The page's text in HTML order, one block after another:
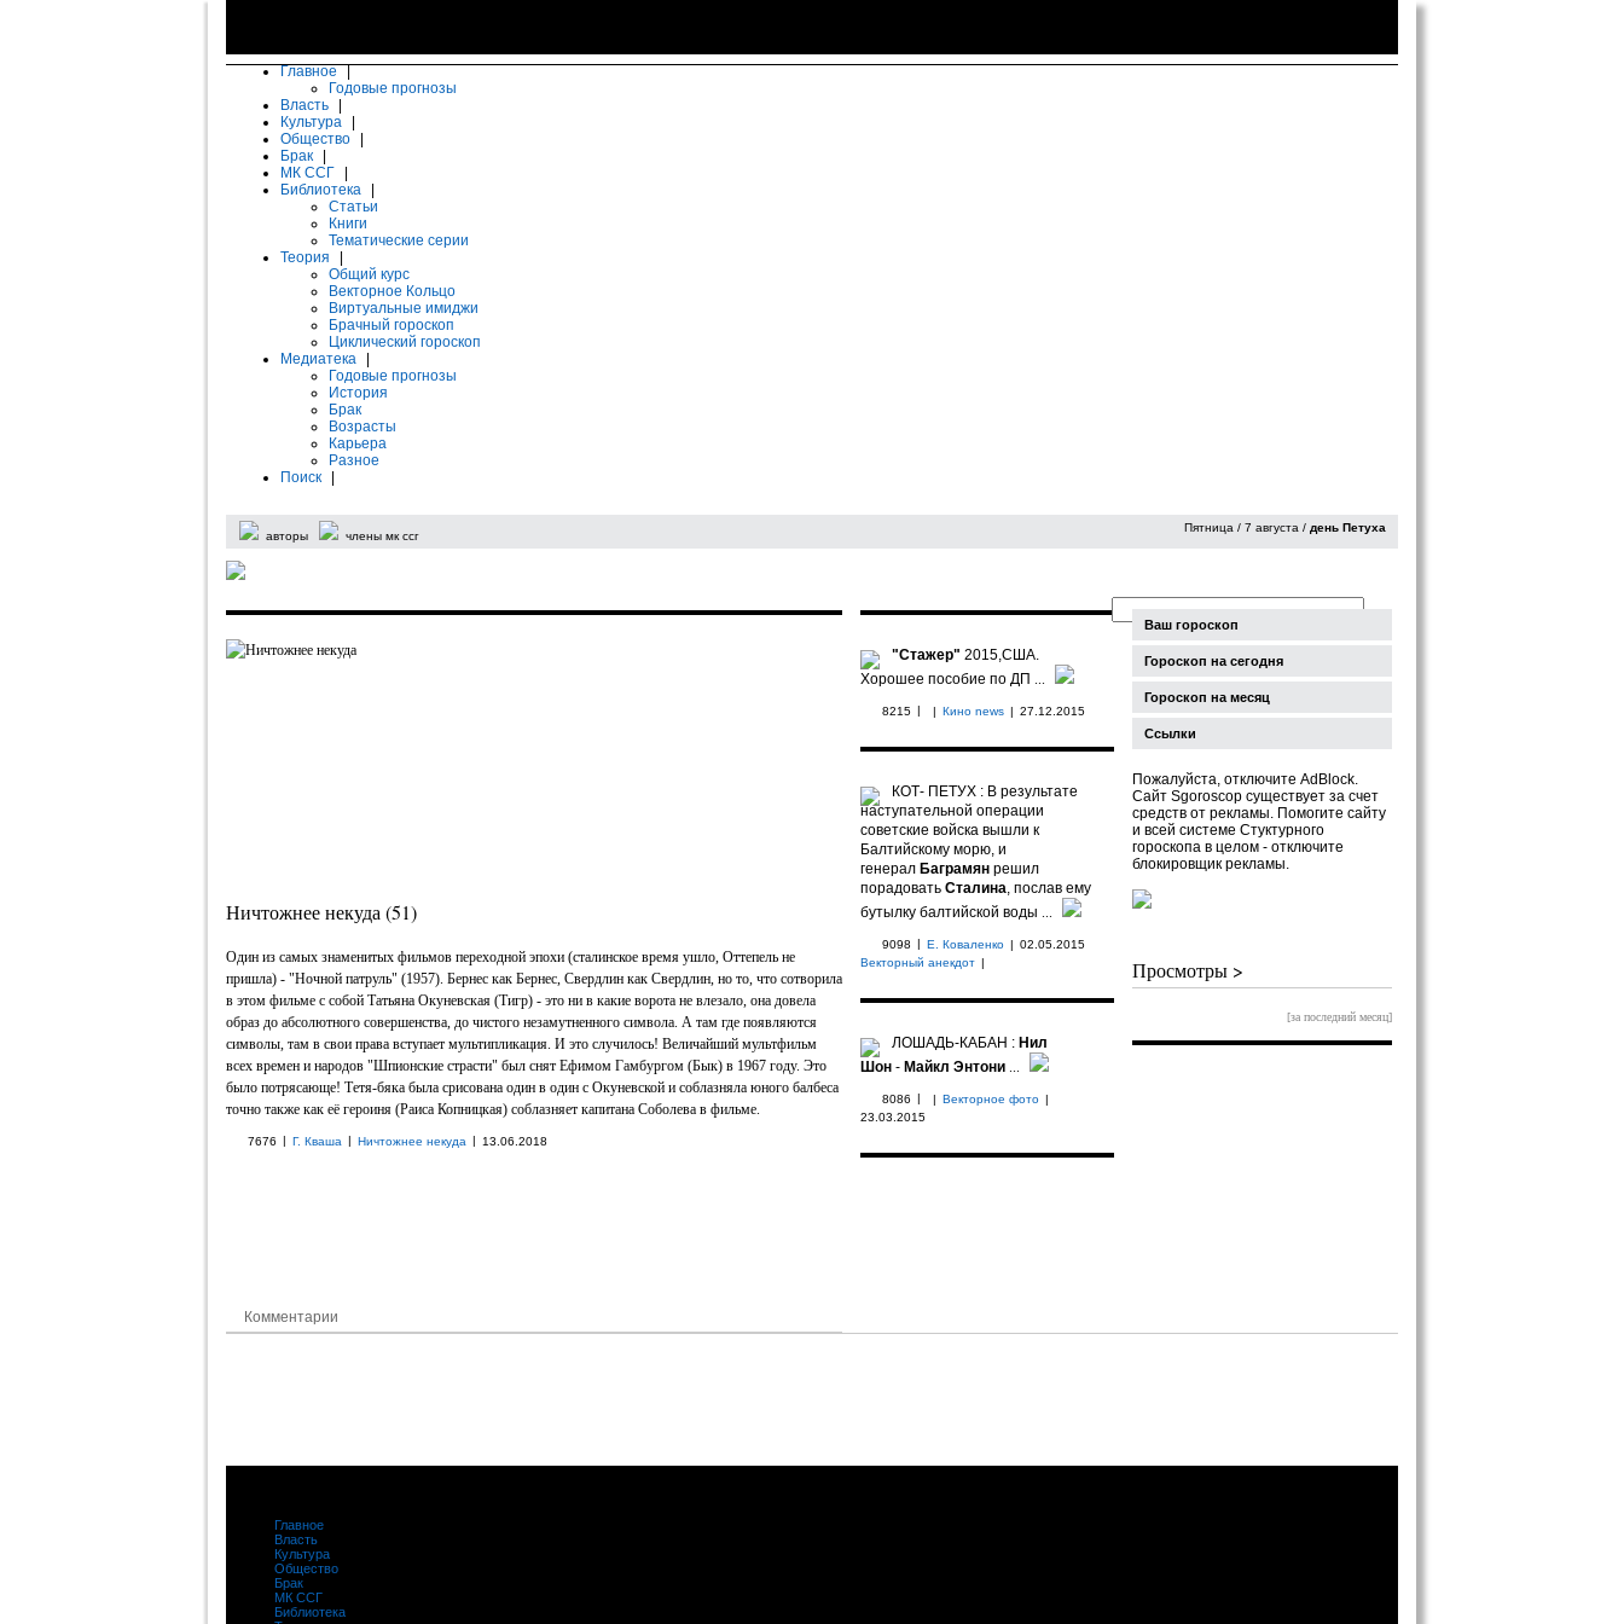
Главное
Годовые прогнозы
Власть
Культура
Общество
Брак
МК ССГ
Библиотека
Статьи
Книги
Тематические серии
Теория
Общий курс
Векторное Кольцо
Виртуальные имиджи
Брачный гороскоп
Циклический гороскоп
Медиатека
Годовые прогнозы
История
Брак
Возрасты
Карьера
Разное
Поиск
авторы члены мк ссг
Пятница / 7 августа / день Петуха
Ничтожнее некуда (51)
Один из самых знаменитых фильмов переходной эпохи (сталинское время ушло, Оттепель не
пришла) - "Ночной патруль" (1957). Бернес как Бернес, Свердлин как Свердлин, но то, что сотворила
в этом фильме с собой Татьяна Окуневская (Тигр) - это ни в какие ворота не влезало, она довела
образ до абсолютного совершенства, до чистого незамутненного символа. А там где появляются
символы, там в свои права вступает мультипликация. И это случилось! Величайший мультфильм
всех времен и народов "Шпионские страсти" был снят Ефимом Гамбургом (Бык) в 1967 году. Это
было потрясающе! Тетя-бяка была срисована один в один с Окуневской и соблазняла юного балбеса
точно также как её героиня (Раиса Копницкая) соблазняет капитана Соболева в фильме.
7676 | Г. Кваша | Ничтожнее некуда | 13.06.2018
Комментарии
"Стажер" 2015,США.
Хорошее пособие по ДП ...
8215 | | Кино news | 27.12.2015
КОТ- ПЕТУХ : В результате
наступательной операции
советские войска вышли к
Балтийскому морю, и
генерал Баграмян решил
порадовать Сталина, послав ему
бутылку балтийской воды ...
9098 | Е. Коваленко |
Векторный анекдот |
02.05.2015
ЛОШАДЬ-КАБАН : Нил
Шон - Майкл Энтони ...
8086 | | Векторное фото |
23.03.2015
Ваш гороскоп
Гороскоп на сегодня
Гороскоп на месяц
Ссылки
Пожалуйста, отключите AdBlock.
Сайт Sgoroscop существует за счет
средств от рекламы. Помогите сайту
и всей системе Стуктурного
гороскопа в целом - отключите
блокировщик рекламы.
Просмотры >
[за последний месяц]
Главное
Власть
Культура
Общество
Брак
МК ССГ
Библиотека